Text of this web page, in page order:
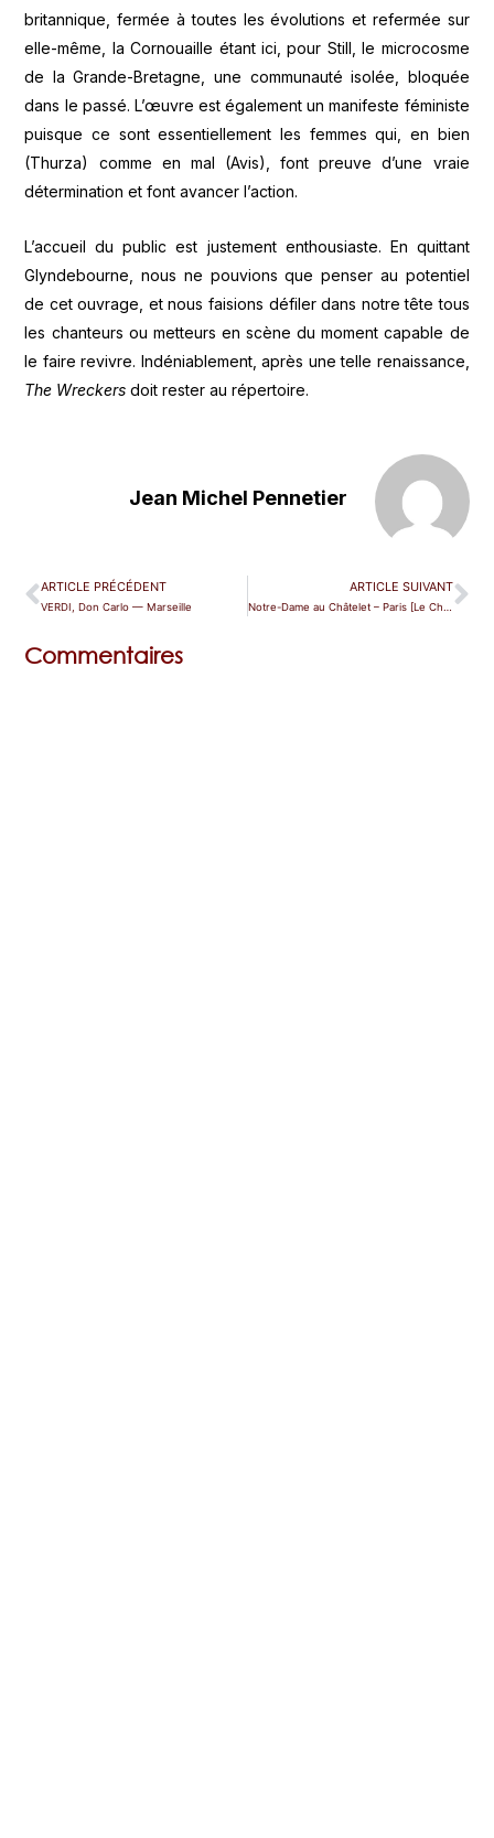
britannique, fermée à toutes les évolutions et refermée sur
elle-même, la Cornouaille étant ici, pour Still, le microcosme
de la Grande-Bretagne, une communauté isolée, bloquée
dans le passé. L’œuvre est également un manifeste féministe
puisque ce sont essentiellement les femmes qui, en bien
(Thurza) comme en mal (Avis), font preuve d’une vraie
détermination et font avancer l’action.
L’accueil du public est justement enthousiaste. En quittant
Glyndebourne, nous ne pouvions que penser au potentiel
de cet ouvrage, et nous faisions défiler dans notre tête tous
les chanteurs ou metteurs en scène du moment capable de
le faire revivre. Indéniablement, après une telle renaissance,
The Wreckersdoit rester au répertoire.
Jean Michel Pennetier
ARTICLE PRÉCÉDENT
VERDI, Don Carlo — Marseille
ARTICLE SUIVANT
Commentaires